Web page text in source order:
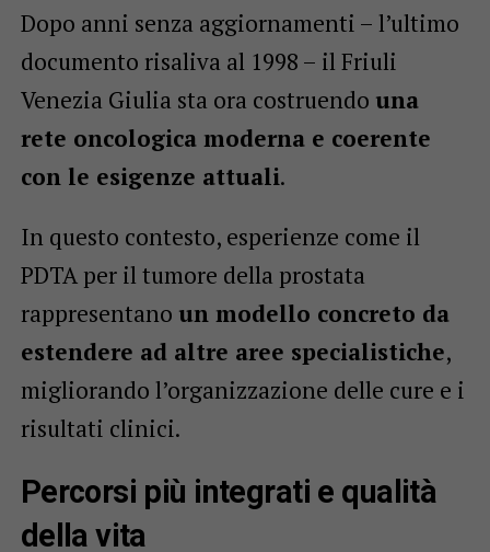
Dopo anni senza aggiornamenti – l’ultimo
documento risaliva al 1998 – il Friuli
Venezia Giulia sta ora costruendo una
rete oncologica moderna e coerente
con le esigenze attuali.
In questo contesto, esperienze come il
PDTA per il tumore della prostata
rappresentano un modello concreto da
estendere ad altre aree specialistiche,
migliorando l’organizzazione delle cure e i
risultati clinici.
Percorsi più integrati e qualità
della vita